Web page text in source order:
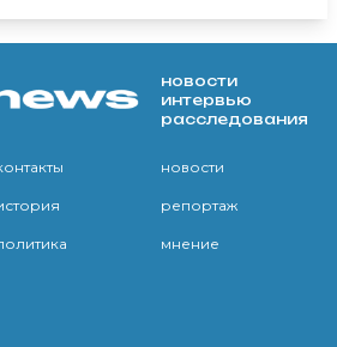
новости
интервью
расследования
новости
репортаж
мнение